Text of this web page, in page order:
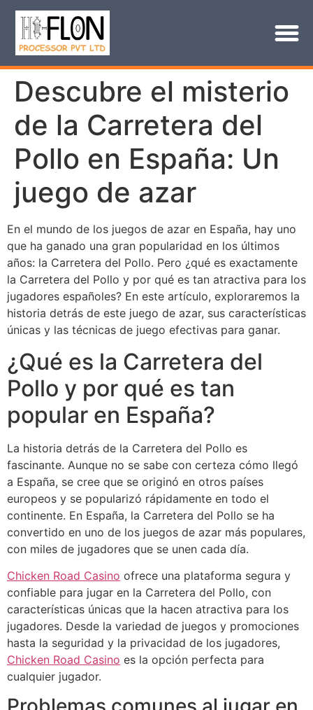
Descubre el misterio
de la Carretera del
Pollo en España: Un
juego de azar
En el mundo de los juegos de azar en España, hay uno
que ha ganado una gran popularidad en los últimos
años: la Carretera del Pollo. Pero ¿qué es exactamente
la Carretera del Pollo y por qué es tan atractiva para los
jugadores españoles? En este artículo, exploraremos la
historia detrás de este juego de azar, sus características
únicas y las técnicas de juego efectivas para ganar.
¿Qué es la Carretera del
Pollo y por qué es tan
popular en España?
La historia detrás de la Carretera del Pollo es
fascinante. Aunque no se sabe con certeza cómo llegó
a España, se cree que se originó en otros países
europeos y se popularizó rápidamente en todo el
continente. En España, la Carretera del Pollo se ha
convertido en uno de los juegos de azar más populares,
con miles de jugadores que se unen cada día.
Chicken Road Casino ofrece una plataforma segura y
confiable para jugar en la Carretera del Pollo, con
características únicas que la hacen atractiva para los
jugadores. Desde la variedad de juegos y promociones
hasta la seguridad y la privacidad de los jugadores,
Chicken Road Casino es la opción perfecta para
cualquier jugador.